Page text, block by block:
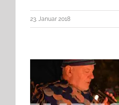
23. Januar 2018